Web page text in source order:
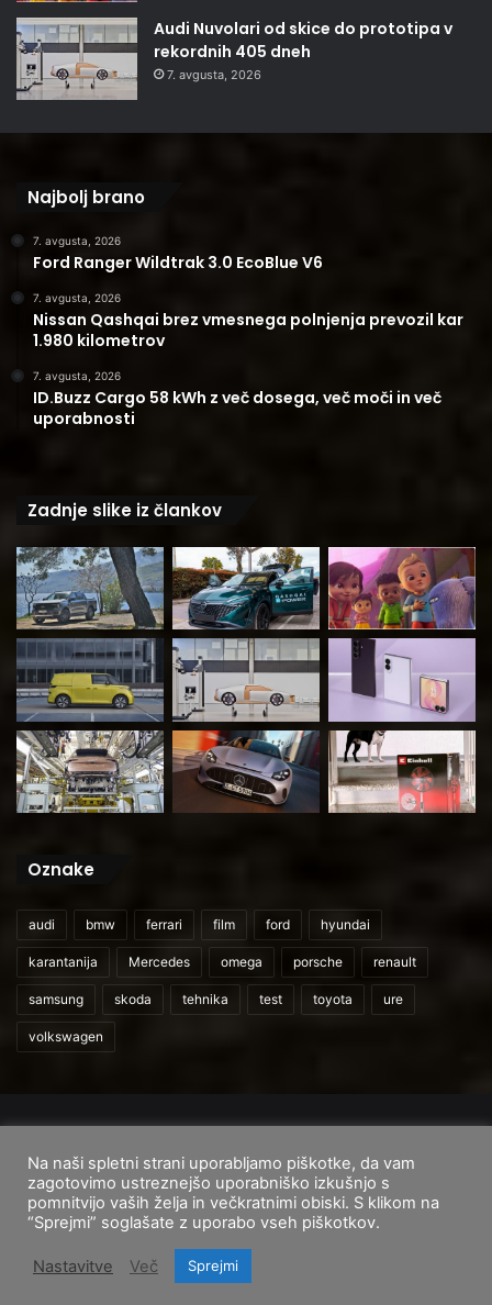
Audi Nuvolari od skice do prototipa v
rekordnih 405 dneh
7. avgusta, 2026
Najbolj brano
7. avgusta, 2026
Ford Ranger Wildtrak 3.0 EcoBlue V6
7. avgusta, 2026
Nissan Qashqai brez vmesnega polnjenja prevozil kar
1.980 kilometrov
7. avgusta, 2026
ID.Buzz Cargo 58 kWh z več dosega, več moči in več
uporabnosti
Zadnje slike iz člankov
Oznake
audi bmw ferrari film ford hyundai
karantanija Mercedes omega porsche renault
samsung skoda tehnika test toyota ure
volkswagen
Domov
O nas Cenik storitev Pogoji uporabe
FacebookInstagram
TikTok
Na naši spletni strani uporabljamo piškotke, da vam
zagotovimo ustreznejšo uporabniško izkušnjo s
pomnitvijo vaših želja in večkratnimi obiski. S klikom na
“Sprejmi” soglašate z uporabo vseh piškotkov.
Nastavitve Več Sprejmi